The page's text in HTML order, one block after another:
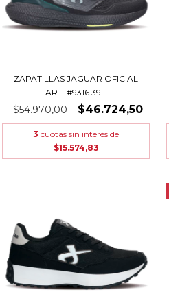
ZAPATILLAS JAGUAR OFICIAL
ART. #9316 39...
$54.970,00 $46.724,50
3 cuotas sin interés de
$15.574,83